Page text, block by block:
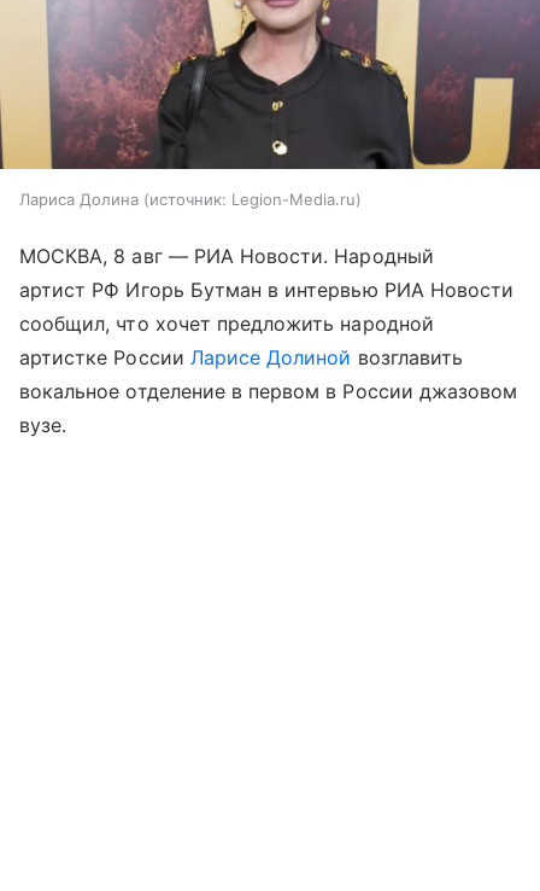
Лариса Долина источник: Legion-Media.ru
МОСКВА, 8 авг — РИА Новости. Народный
артист РФ Игорь Бутман в интервью РИА Новости
сообщил, что хочет предложить народной
артистке России Ларисе Долиной возглавить
вокальное отделение в первом в России джазовом
вузе.